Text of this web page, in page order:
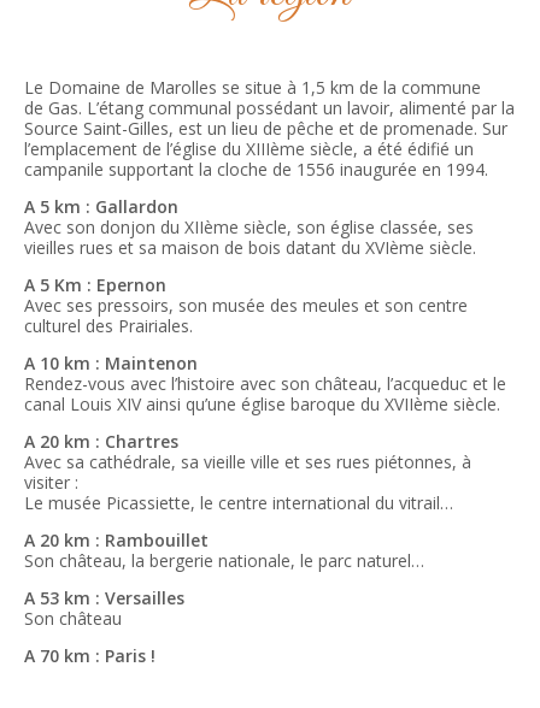
Le Domaine de Marolles se situe à 1,5 km de la commune
de Gas. L’étang communal possédant un lavoir, alimenté par la
Source Saint-Gilles, est un lieu de pêche et de promenade. Sur
l’emplacement de l’église du XIIIème siècle, a été édifié un
campanile supportant la cloche de 1556 inaugurée en 1994.
A 5 km : Gallardon
Avec son donjon du XIIème siècle, son église classée, ses
vieilles rues et sa maison de bois datant du XVIème siècle.
A 5 Km : Epernon
Avec ses pressoirs, son musée des meules et son centre
culturel des Prairiales.
A 10 km : Maintenon
Rendez-vous avec l’histoire avec son château, l’acqueduc et le
canal Louis XIV ainsi qu’une église baroque du XVIIème siècle.
A 20 km : Chartres
Avec sa cathédrale, sa vieille ville et ses rues piétonnes, à
visiter :
Le musée Picassiette, le centre international du vitrail…
A 20 km : Rambouillet
Son château, la bergerie nationale, le parc naturel…
A 53 km : Versailles
Son château
A 70 km : Paris !